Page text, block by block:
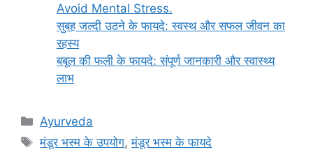
Avoid Mental Stress.
सुबह जल्दी उठने के फायदे: स्वस्थ और सफल जीवन का
रहस्य
बबूल की फली के फायदे: संपूर्ण जानकारी और स्वास्थ्य
लाभ
Categories
Ayurveda
Tags
मंडूर भस्म के उपयोग,मंडूर भस्म के फायदे